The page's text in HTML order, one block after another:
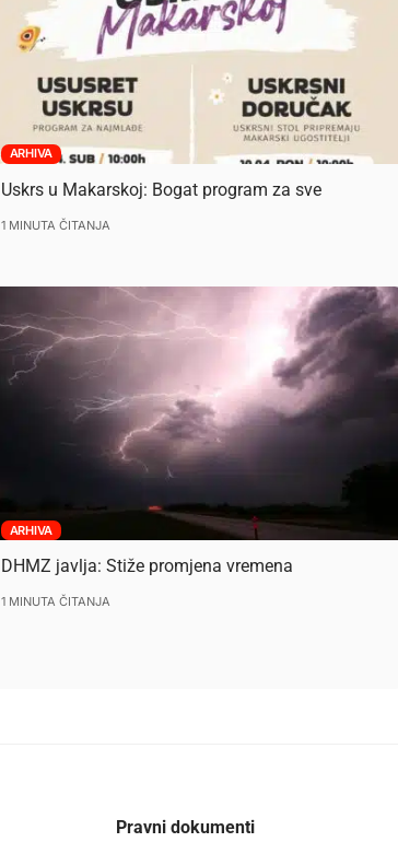
ARHIVA
Uskrs u Makarskoj: Bogat program za sve
1 MINUTA ČITANJA
ARHIVA
DHMZ javlja: Stiže promjena vremena
1 MINUTA ČITANJA
Pravni dokumenti